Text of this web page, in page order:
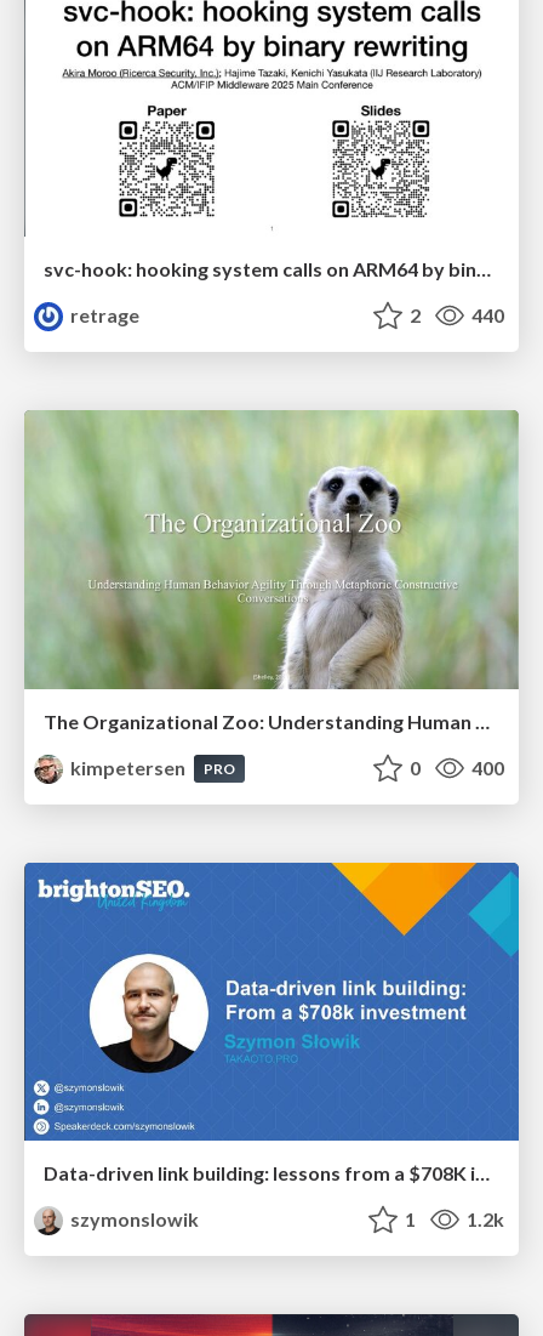
svc-hook: hooking system calls on ARM64 by binary rewriting
retrage
2 440
kimpetersen
PRO 0 400
Data-driven link building: lessons from a $708K investment (BrightonSEO talk)
szymonslowik
1 1.2k